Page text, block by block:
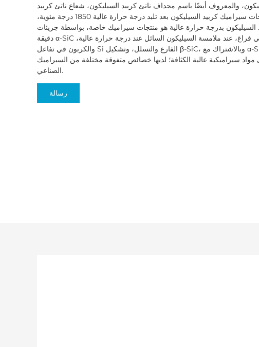
والمعروف أيضًا باسم مجداف ناتئ كربيد السيليكون، شعاع ناتئ كربيد
السيليكون هو نوع من منتجات سيراميك كربيد السيليكون بعد تلبد درجة حرارة عالية 1850 درجة مئوية،
السيليكون بدرجة حرارة عالية هو منتجات سيراميك خاصة، بواسطة جزيئات
دقيقة α-SiC والمواد المضافة المضغوطة في فراغ، عند ملامسة السيليكون السائل عند درجة حرارة عالية،
والكربون في تفاعل Si الفارغ والتسلل، وتشكيل β-SiC، وبالاشتراك مع α-SiC، يملأ السيليكون الحر
سيراميكية عالية الكثافة؛ لديها خصائص متفوقة مختلفة من السيراميك
الصناعي.
رسالة